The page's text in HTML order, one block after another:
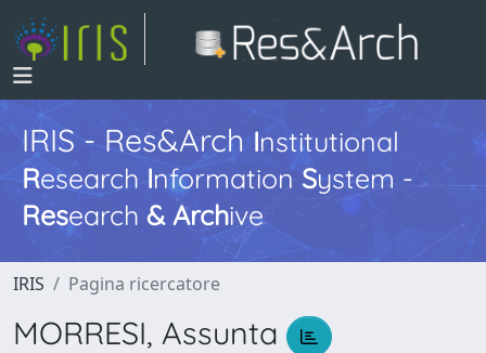
IRIS - Res&ArchInstitutional
Research InformationSystem -
Research & Archive
IRIS Pagina ricercatore
MORRESI, Assunta